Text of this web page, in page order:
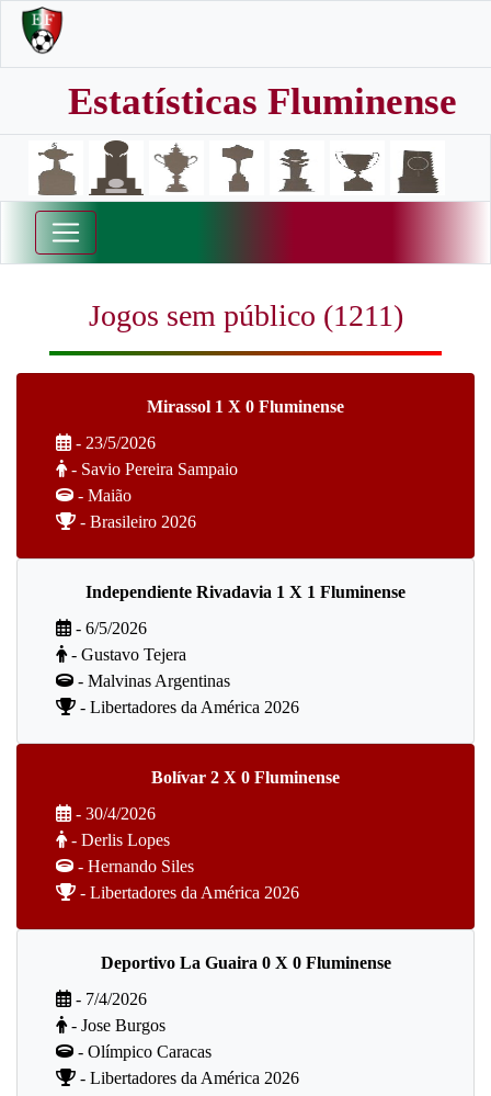
Estatísticas Fluminense
Jogos sem público (1211)
Mirassol 1 X 0 Fluminense
- 23/5/2026
- Savio Pereira Sampaio
- Maião
- Brasileiro 2026
Independiente Rivadavia 1 X 1 Fluminense
- 6/5/2026
- Gustavo Tejera
- Malvinas Argentinas
- Libertadores da América 2026
Bolívar 2 X 0 Fluminense
- 30/4/2026
- Derlis Lopes
- Hernando Siles
- Libertadores da América 2026
Deportivo La Guaira 0 X 0 Fluminense
- 7/4/2026
- Jose Burgos
- Olímpico Caracas
- Libertadores da América 2026